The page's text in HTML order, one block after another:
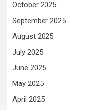
October 2025
September 2025
August 2025
July 2025
June 2025
May 2025
April 2025